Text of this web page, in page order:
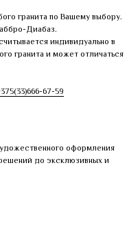
гранита по Вашему выбору.
Диабаз.
индивидуально в
гранита и может отличаться
67-59
оформления
до эксклюзивных и